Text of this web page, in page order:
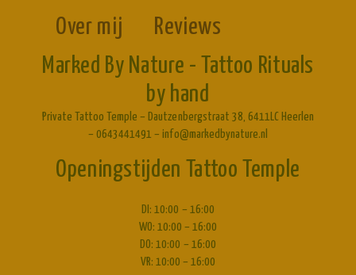
Over mij
Reviews
Marked By Nature - Tattoo Rituals
by hand
Private Tattoo Temple – Dautzenbergstraat 38, 6411LC Heerlen
– 0643441491 – info@markedbynature.nl
Openingstijden Tattoo Temple
DI: 10:00 – 16:00
WO: 10:00 – 16:00
DO: 10:00 – 16:00
VR: 10:00 – 16:00